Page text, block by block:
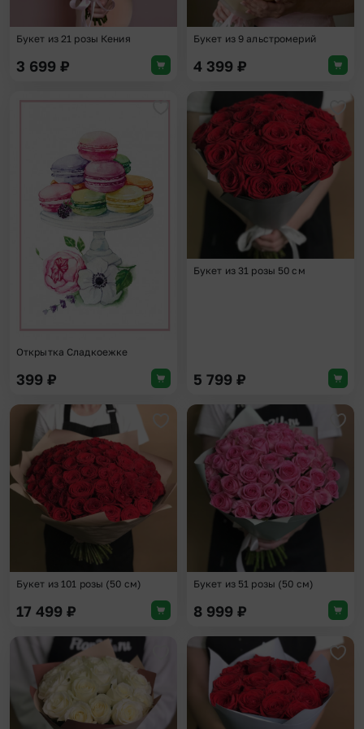
Букет из 21 розы Кения
3 699 ₽
Букет из 9 альстромерий
4 399 ₽
Добавить в избранное
Открытка Сладкоежке
399 ₽
Букет из 31 розы 50 см
5 799 ₽
Добавить в избранное
Букет из 101 розы (50 см)
17 499 ₽
Букет из 51 розы (50 см)
8 999 ₽
Добавить в избранное